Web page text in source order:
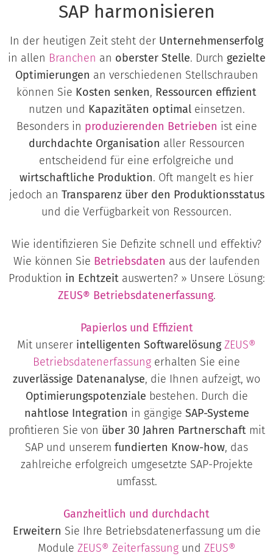
SAP harmonisieren
In der heutigen Zeit steht der Unternehmenserfolg
in allen Branchen an oberster Stelle. Durch gezielte
Optimierungen an verschiedenen Stellschrauben
können Sie Kosten senken, Ressourcen effizient
nutzen und Kapazitäten optimaleinsetzen.
Besonders in produzierenden Betrieben ist eine
durchdachte Organisation aller Ressourcen
entscheidend für eine erfolgreiche und
wirtschaftliche Produktion. Oft mangelt es hier
jedoch an Transparenz über den Produktionsstatus
und die Verfügbarkeit von Ressourcen.
Wie identifizieren Sie Defizite schnell und effektiv?
Wie können Sie Betriebsdaten aus der laufenden
Produktion in Echtzeitauswerten? » Unsere Lösung:
ZEUS® Betriebsdatenerfassung.
Papierlos und Effizient
Mit unserer intelligenten Softwarelösung ZEUS®
Betriebsdatenerfassung erhalten Sie eine
zuverlässige Datenanalyse, die Ihnen aufzeigt, wo
Optimierungspotenziale bestehen. Durch die
nahtlose Integration in gängige SAP-Systeme
profitieren Sie von über 30 Jahren Partnerschaftmit
SAP und unserem fundierten Know-how, das
zahlreiche erfolgreich umgesetzte SAP-Projekte
umfasst.
Ganzheitlich und durchdacht
Erweitern Sie Ihre Betriebsdatenerfassung um die
Module ZEUS® Zeiterfassungund ZEUS®